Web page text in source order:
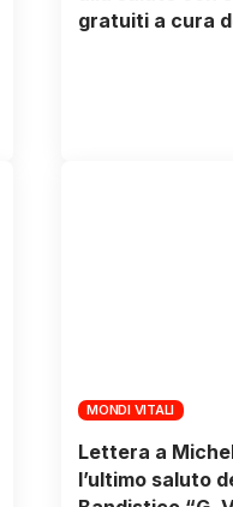
gratuiti a cura
MONDI VITALI
Lettera a
l’ultimo saluto